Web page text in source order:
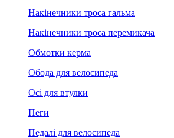
Накінечники троса гальма
Накінечники троса перемикача
Обмотки керма
Обода для велосипеда
Осі для втулки
Пеги
Педалі для велосипеда